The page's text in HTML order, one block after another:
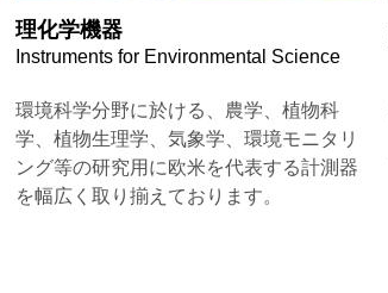
理化学機器
Instruments for Environmental Science
環境科学分野に於ける、農学、植物科
学、植物生理学、気象学、環境モニタリ
ング等の研究用に欧米を代表する計測器
を幅広く取り揃えております。